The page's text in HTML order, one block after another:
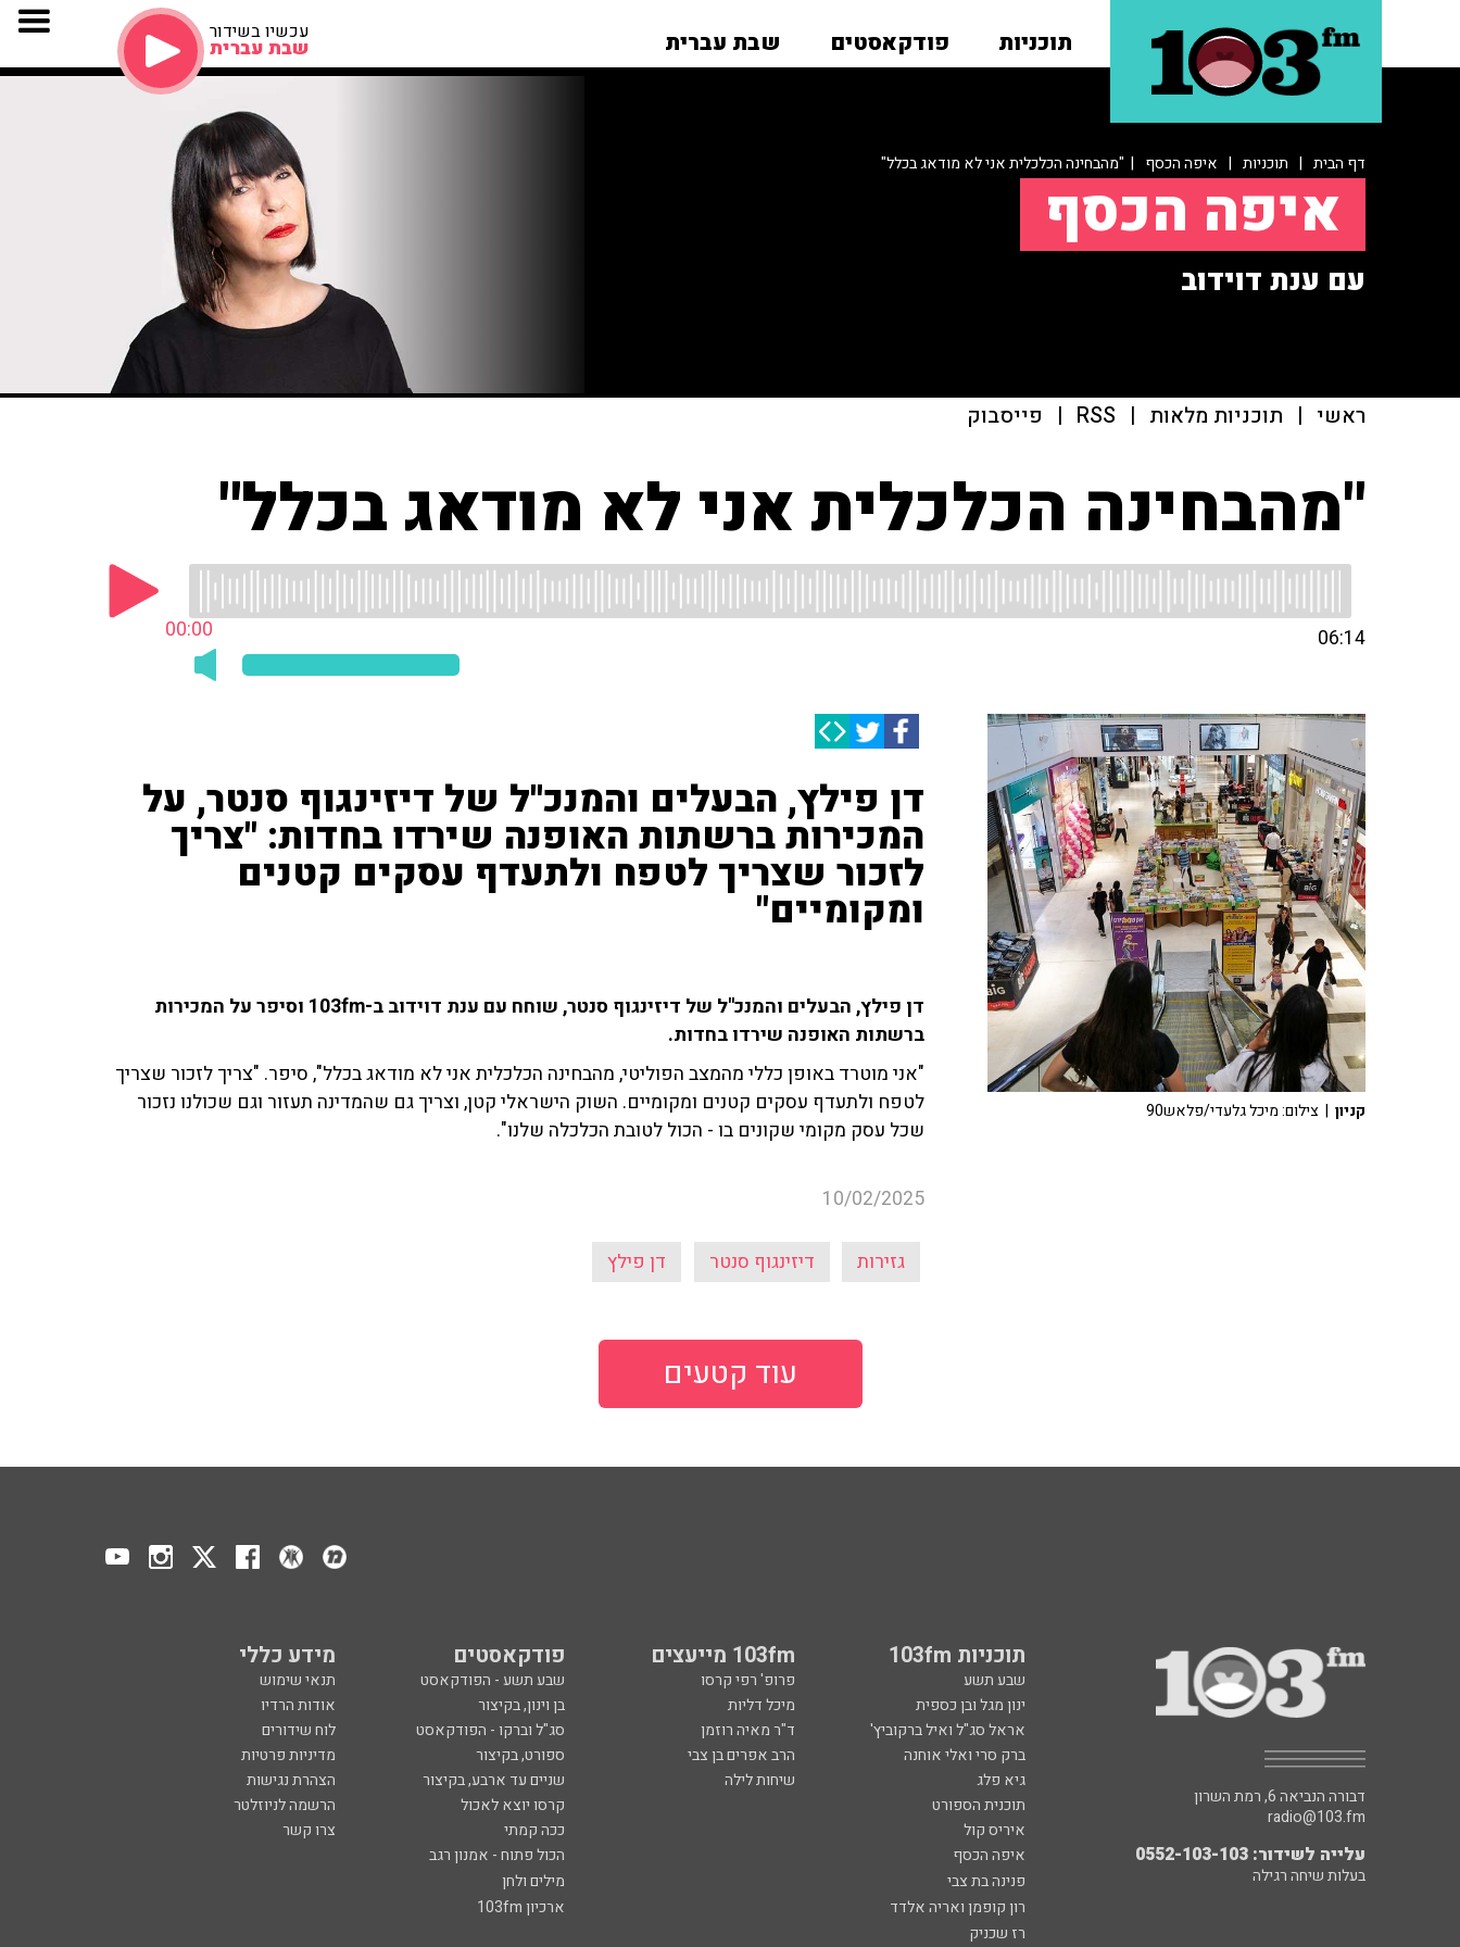
תוכניות פודקאסטים שבת עברית עכשיו בשידור
שבת עברית
דף הבית | תוכניות | איפה הכסף | "מהבחינה הכלכלית אני לא מודאג בכלל"
איפה הכסף
עם ענת דוידוב
ראשי | תוכניות מלאות |
RSS
| פייסבוק
"מהבחינה הכלכלית אני לא מודאג בכלל"
00:00 06:14
דן פילץ, הבעלים והמנכ''ל של דיזינגוף סנטר, על
המכירות ברשתות האופנה שירדו בחדות: "צריך
לזכור שצריך לטפח ולתעדף עסקים קטנים
ומקומיים"
דן פילץ, הבעלים והמנכ''ל של דיזינגוף סנטר, שוחח עם ענת דוידוב ב-103fm וסיפר על המכירות
ברשתות האופנה שירדו בחדות.
"אני מוטרד באופן כללי מהמצב הפוליטי, מהבחינה הכלכלית אני לא מודאג בכלל", סיפר. "צריך לזכור שצריך
לטפח ולתעדף עסקים קטנים ומקומיים. השוק הישראלי קטן, וצריך גם שהמדינה תעזור וגם שכולנו נזכור
שכל עסק מקומי שקונים בו - הכול לטובת הכלכלה שלנו".
10/02/2025
גזירות דיזינגוף סנטר דן פילץ
קניון | צילום: מיכל גלעדי/פלאש90
עוד קטעים
תוכניות 103fm 103fm מייעצים פודקאסטים מידע כללי
שבע תשע פרופ' רפי קרסו שבע תשע - הפודקאסט
תנאי שימוש
ינון מגל ובן כספית
מיכל דליות בן וינון, בקיצור
אודות הרדיו
אראל סג"ל ואיל ברקוביץ'
ד"ר מאיה רוזמן סג"ל וברקו - הפודקאסט
לוח שידורים
ברק סרי ואלי אוחנה
הרב אפרים בן צבי ספורט, בקיצור
מדיניות פרטיות
גיא פלג
שיחות לילה שניים עד ארבע, בקיצור
הצהרת נגישות
תוכנית הספורט
קרסו יוצא לאכול
הרשמה לניוזלטר
איריס קול
ככה קמתי
צרו קשר
איפה הכסף
הכול פתוח - אמנון רגב
פנינה בת צבי
מילים ולחן
רון קופמן ואריה אלדד
ארכיון 103fm
רז שכניק
דבורה הנביאה 6, רמת השרון
radio@103.fm
עלייה לשידור: 0552-103-103
בעלות שיחה רגילה